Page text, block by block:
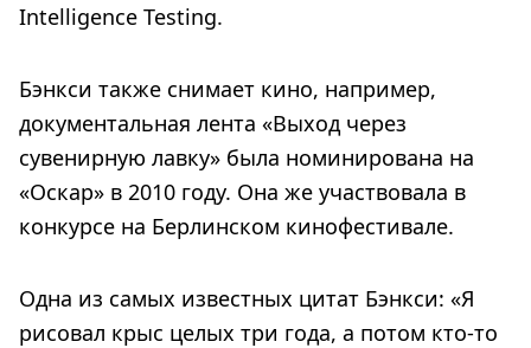
Intelligence Testing.
Бэнкси также снимает кино, например,
документальная лента «Выход через
сувенирную лавку» была номинирована на
«Оскар» в 2010 году. Она же участвовала в
конкурсе на Берлинском кинофестивале.
Одна из самых известных цитат Бэнкси: «Я
рисовал крыс целых три года, а потом кто-то